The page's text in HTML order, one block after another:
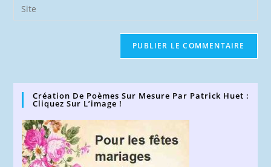
comment
address
Saisir
l’URL
Création De Poèmes Sur Mesure Par Patrick Huet :
Cliquez Sur L’image !